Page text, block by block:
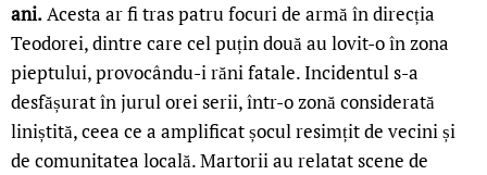
ani.Acesta ar fi tras patru focuri de armă în direcția
Teodorei, dintre care cel puțin două au lovit-o în zona
pieptului, provocându-i răni fatale. Incidentul s-a
desfășurat în jurul orei serii, într-o zonă considerată
liniștită, ceea ce a amplificat șocul resimțit de vecini și
de comunitatea locală. Martorii au relatat scene de